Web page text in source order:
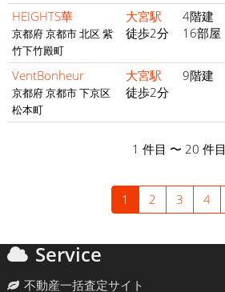
HEIGHTS華
京都府 京都市 北区 紫
竹下竹殿町
大宮駅
徒歩2分
4階建
16部屋
VentBonheur
京都府 京都市 下京区
松本町
大宮駅
徒歩2分
9階建
1 件目 〜 20 件目
1 2 3 4
Service
不動産一括査定サイト